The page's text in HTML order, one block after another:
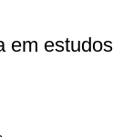
em estudos